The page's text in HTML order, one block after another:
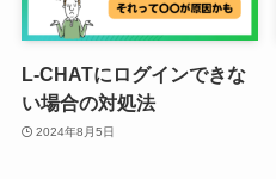
L-CHATにログインできな
い場合の対処法
2024年8月5日